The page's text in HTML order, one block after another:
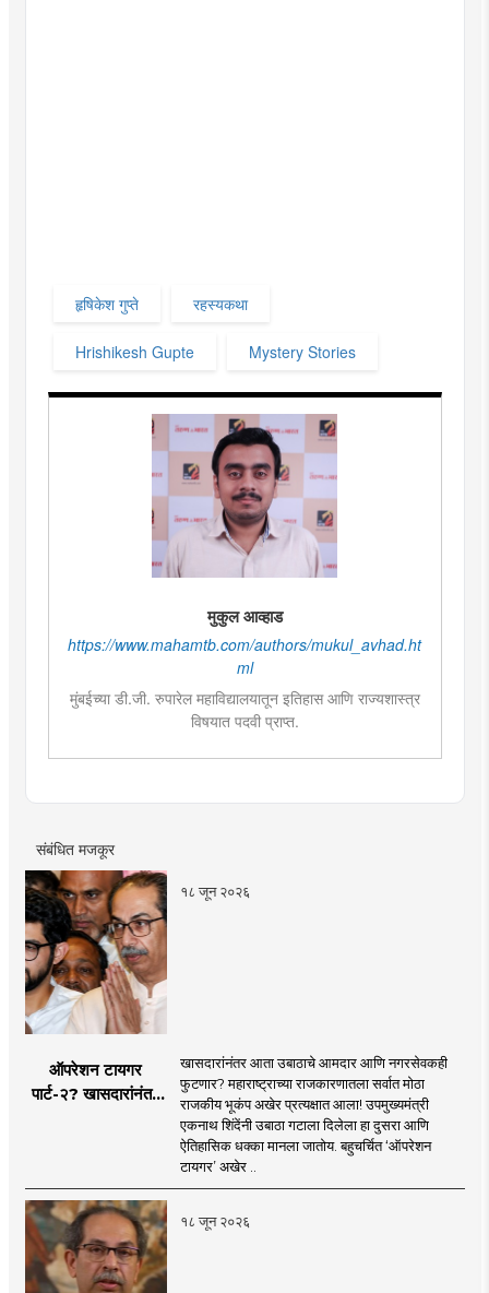
हृषिकेश गुप्ते रहस्यकथा
Hrishikesh Gupte Mystery Stories
मुकुल आव्हाड
https://www.mahamtb.com/authors/mukul_avhad.ht
ml
मुंबईच्या डी.जी. रुपारेल महाविद्यालयातून इतिहास आणि राज्यशास्त्र
विषयात पदवी प्राप्त.
साठी विविध विषयांवर कार्यक्रम सादर केले.वाचनाची आवड.
संबंधित मजकूर
१८ जून २०२६
ऑपरेशन टायगर
पार्ट-२? खासदारांनंतर
खासदारांनंतर आता उबाठाचे आमदार आणि नगरसेवकही
फुटणार? महाराष्ट्राच्या राजकारणातला सर्वात मोठा
राजकीय भूकंप अखेर प्रत्यक्षात आला! उपमुख्यमंत्री
एकनाथ शिंदेंनी उबाठा गटाला दिलेला हा दुसरा आणि
ऐतिहासिक धक्का मानला जातोय. बहुचर्चित ‘ऑपरेशन
टायगर’ अखेर ..
१८ जून २०२६